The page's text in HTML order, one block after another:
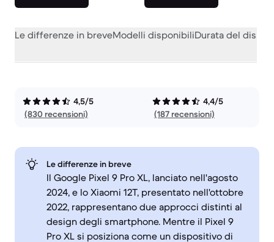
Le differenze in breveModelli disponibiliDurata del
4,5/5
(830 recensioni)
4,4/5
(187 recensioni)
Le differenze in breve
Il Google Pixel 9 Pro XL, lanciato nell'agosto
2024, e lo Xiaomi 12T, presentato nell'ottobre
2022, rappresentano due approcci distinti al
design degli smartphone. Mentre il Pixel 9
Pro XL si posiziona come un dispositivo di